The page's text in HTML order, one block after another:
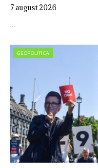
7 august 2026
…
GEOPOLITICA